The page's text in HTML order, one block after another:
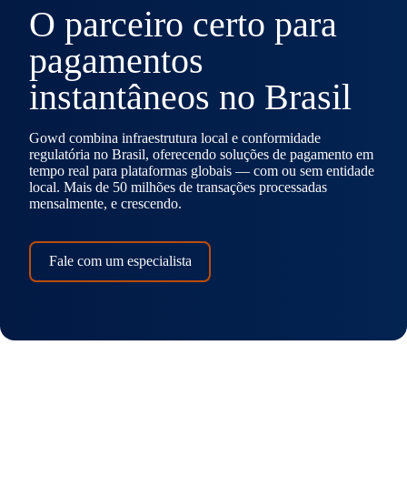
O parceiro certo para
pagamentos
instantâneos no Brasil
Gowd combina infraestrutura local e conformidade
regulatória no Brasil, oferecendo soluções de pagamento em
tempo real para plataformas globais — com ou sem entidade
local. Mais de 50 milhões de transações processadas
mensalmente, e crescendo.
Fale com um especialista